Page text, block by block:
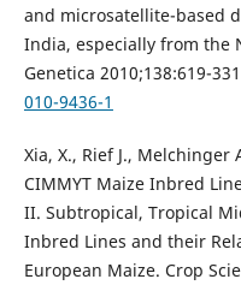
and microsatellite-based
India, especially from the
Genetica 2010;138:619-
010-9436-1
Xia, X., Rief J.,
CIMMYT Maize Inbred
II. Subtropical, Tropical
Inbred Lines and their
European Maize. Crop